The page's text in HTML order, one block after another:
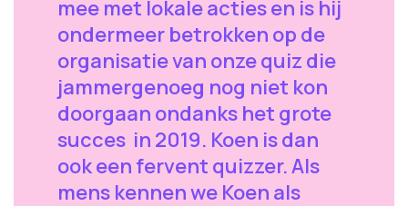
mee met lokale acties en is hij
ondermeer betrokken op de
organisatie van onze quiz die
jammergenoeg nog niet kon
doorgaan ondanks het grote
succes in 2019. Koen is dan
ook een fervent quizzer. Als
mens kennen we Koen als